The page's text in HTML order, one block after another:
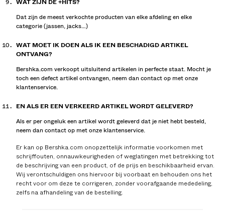
WAT ZIJN DE +HITS?
Dat zijn de meest verkochte producten van elke afdeling en elke
categorie (jassen, jacks…)
WAT MOET IK DOEN ALS IK EEN BESCHADIGD ARTIKEL
ONTVANG?
Bershka.com verkoopt uitsluitend artikelen in perfecte staat. Mocht je
toch een defect artikel ontvangen, neem dan contact op met onze
klantenservice.
EN ALS ER EEN VERKEERD ARTIKEL WORDT GELEVERD?
Als er per ongeluk een artikel wordt geleverd dat je niet hebt besteld,
neem dan contact op met onze klantenservice.
Er kan op Bershka.com onopzettelijk informatie voorkomen met
schrijffouten, onnauwkeurigheden of weglatingen met betrekking tot
de beschrijving van een product, of de prijs en beschikbaarheid ervan.
Wij verontschuldigen ons hiervoor bij voorbaat en behouden ons het
recht voor om deze te corrigeren, zonder voorafgaande mededeling,
zelfs na afhandeling van de bestelling.